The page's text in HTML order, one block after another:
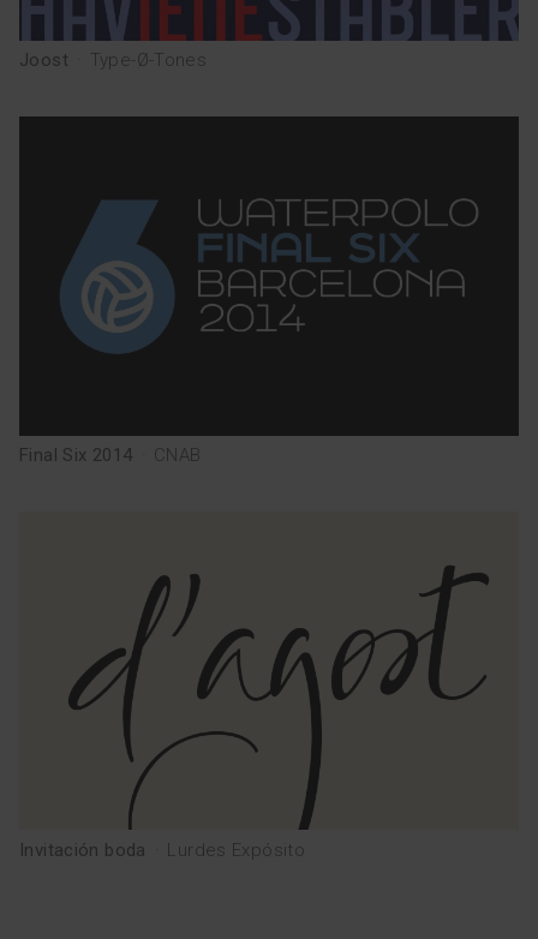
Joost Type-Ø-Tones
Final Six 2014 CNAB
Invitación boda Lurdes Expósito